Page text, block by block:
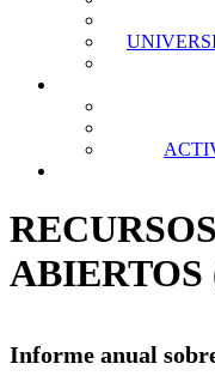
ABIERTOS
Informe anual